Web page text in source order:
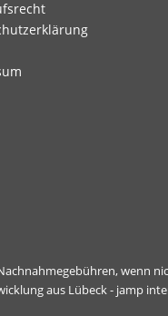
wenn
aus Lübeck - jamp